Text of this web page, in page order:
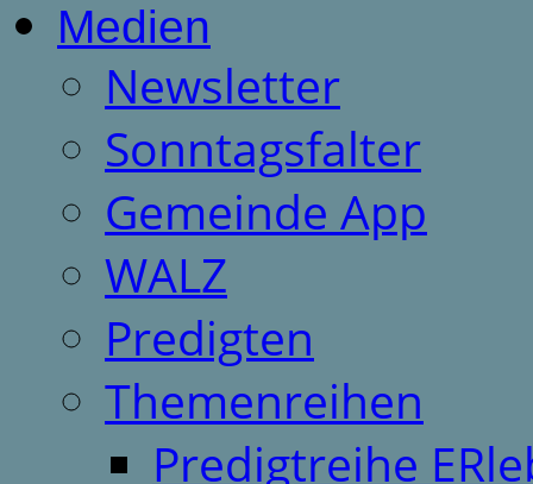
Medien
Newsletter
Sonntagsfalter
Gemeinde App
WALZ
Predigten
Themenreihen
Predigtreihe